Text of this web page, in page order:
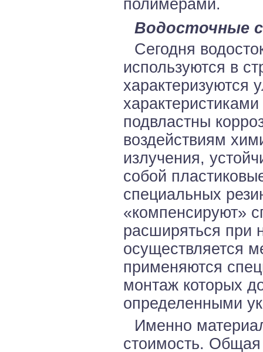
полимерами.
Водосточные
Сегодня
используются в
характеризуются
подвластны
воздействиям
излучения,
собой
специальных
«компенсируют»
расширяться при
осуществляется
применяются
монтаж которых
определенными
Именно
стоимость. Общая